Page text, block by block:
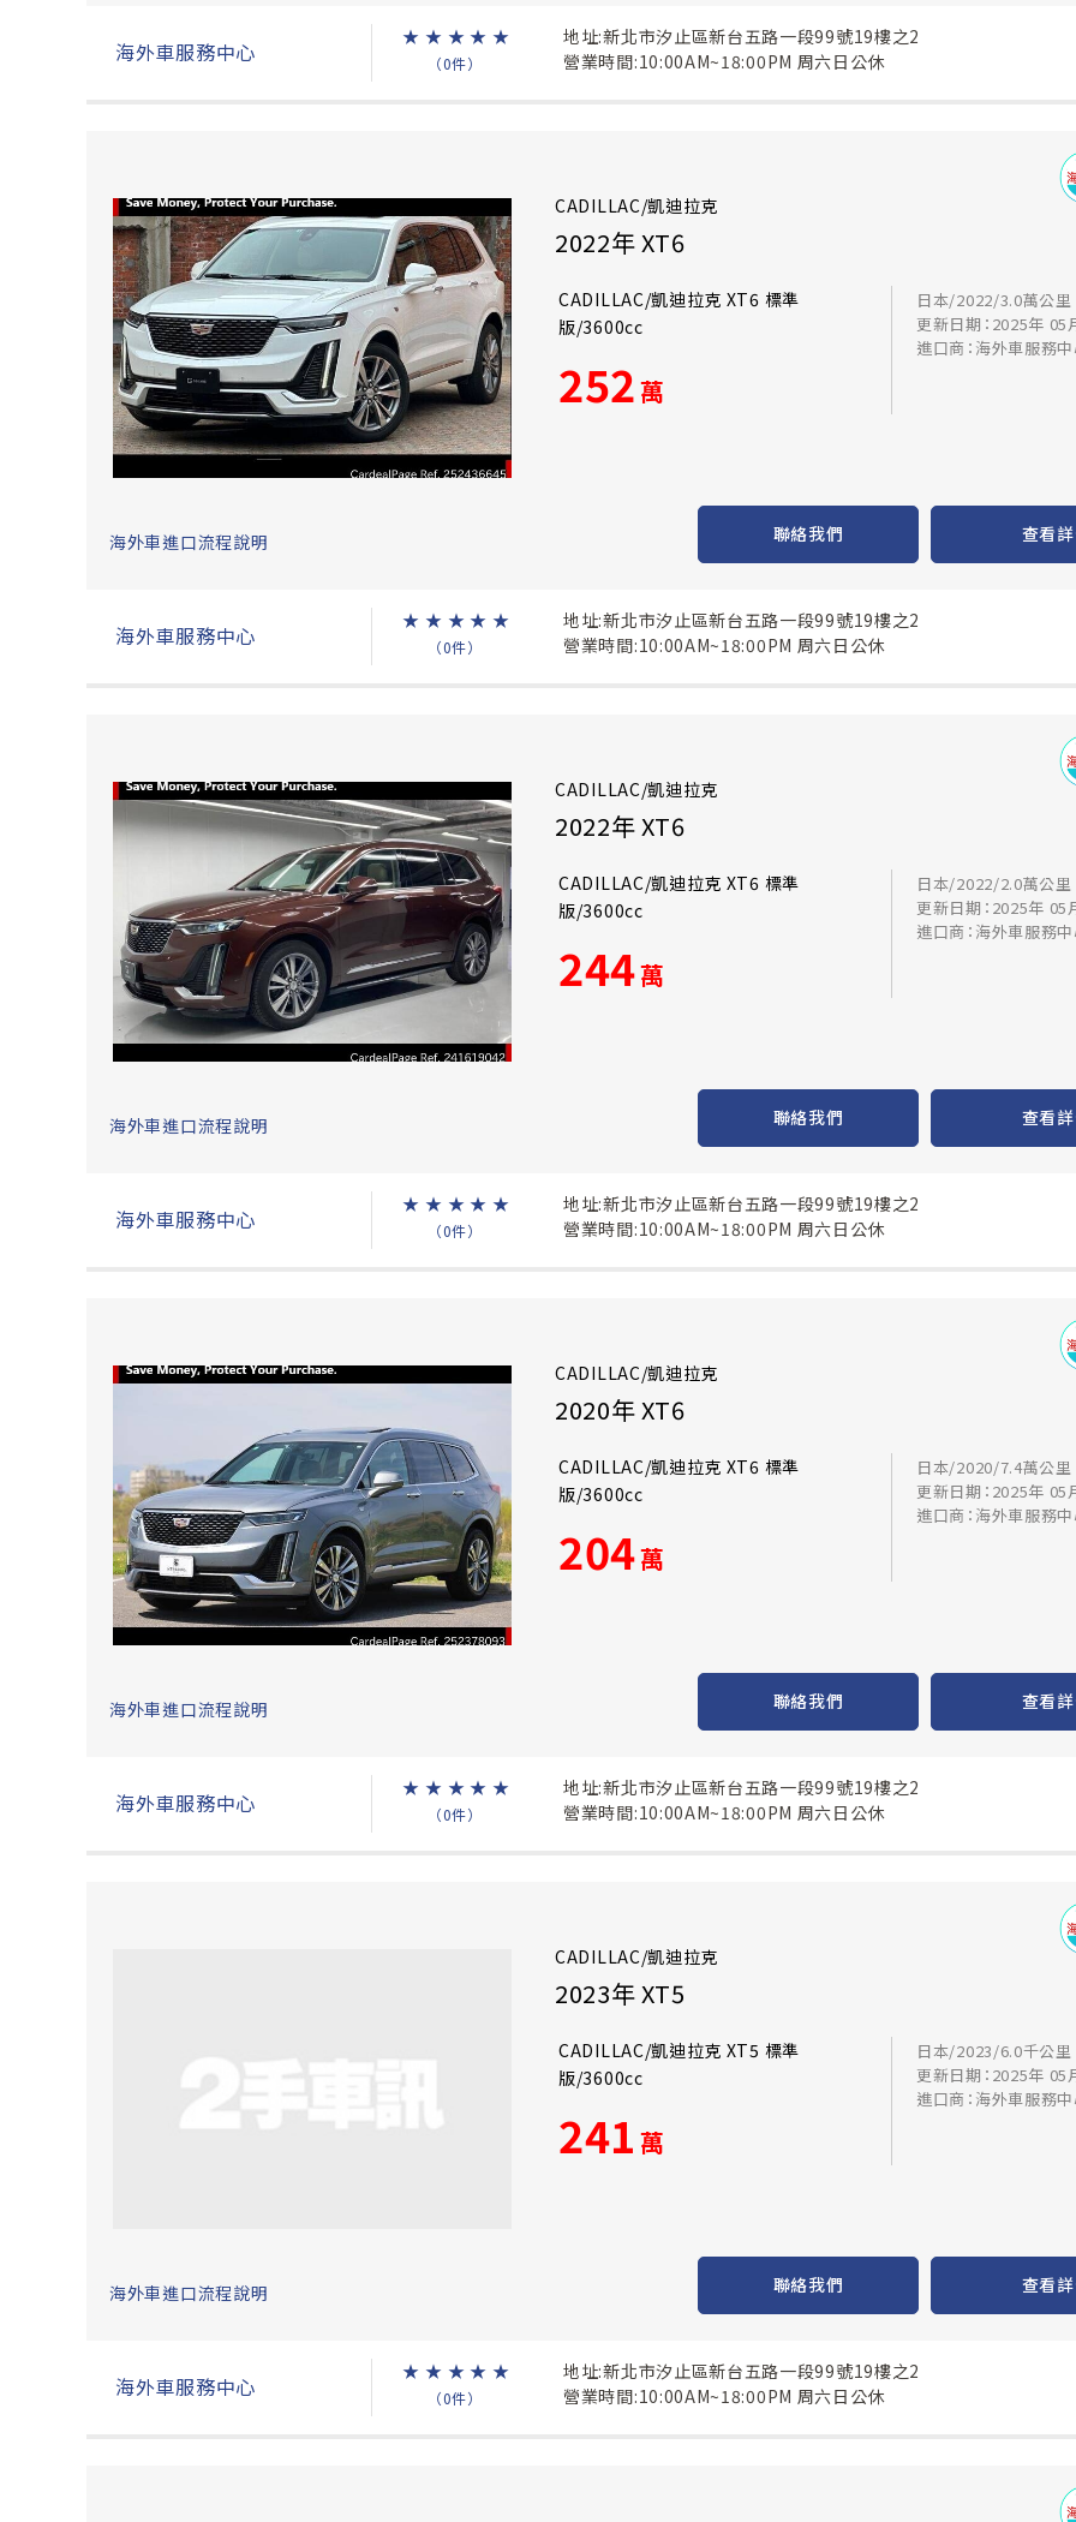
海外車服務中心
★ ★ ★ ★ ★
（0件）
地址:新北市汐止區新台五路一段99號19樓之2
營業時間:10:00AM~18:00PM 周六日公休
CADILLAC/凱迪拉克
2022年 XT6
CADILLAC/凱迪拉克 XT6 標準
版/3600cc
252萬
日本/2022/3.0萬公里
更新日期：2025年 05
進口商：海外車服務
海外車進口流程說明 聯絡我們 查看
海外車服務中心
★ ★ ★ ★ ★
（0件）
地址:新北市汐止區新台五路一段99號19樓之2
營業時間:10:00AM~18:00PM 周六日公休
CADILLAC/凱迪拉克
2022年 XT6
CADILLAC/凱迪拉克 XT6 標準
版/3600cc
244萬
日本/2022/2.0萬公里
更新日期：2025年 05
進口商：海外車服務
海外車進口流程說明 聯絡我們 查看
海外車服務中心
★ ★ ★ ★ ★
（0件）
地址:新北市汐止區新台五路一段99號19樓之2
營業時間:10:00AM~18:00PM 周六日公休
CADILLAC/凱迪拉克
2020年 XT6
CADILLAC/凱迪拉克 XT6 標準
版/3600cc
204萬
日本/2020/7.4萬公里
更新日期：2025年 05
進口商：海外車服務
海外車進口流程說明 聯絡我們 查看
海外車服務中心
★ ★ ★ ★ ★
（0件）
地址:新北市汐止區新台五路一段99號19樓之2
營業時間:10:00AM~18:00PM 周六日公休
CADILLAC/凱迪拉克
2023年 XT5
CADILLAC/凱迪拉克 XT5 標準
版/3600cc
241 萬
日本/2023/6.0千公里
更新日期：2025年 05
進口商：海外車服務
海外車進口流程說明 聯絡我們 查看
海外車服務中心
★ ★ ★ ★ ★
（0件）
地址:新北市汐止區新台五路一段99號19樓之2
營業時間:10:00AM~18:00PM 周六日公休